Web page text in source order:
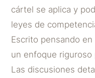
cártel se aplica y
leyes de
Escrito pensando
un enfoque riguroso
Las discusiones